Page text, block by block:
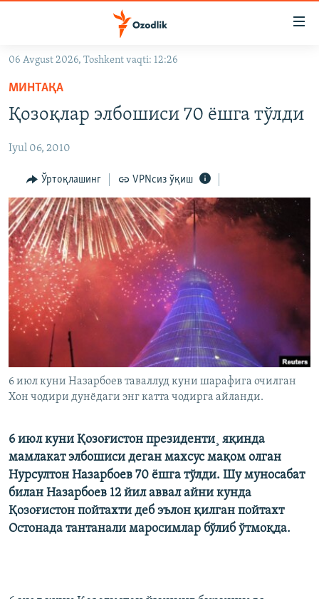
Асосий
навигацияга
ўтинг
Қидиришга
ўтинг
OZODARXIV
ИЖТИМОИЙ ТАРМОҚЛАР
Озодлик бошқа тилларда
06 Avgust 2026, Toshkent vaqti: 12:26
МИНТАҚА
Қозоқлар элбошиси 70 ëшга тўлди
Iyul 06, 2010
Ўртоқлашинг VPNсиз ўқиш
6 июл куни Назарбоев таваллуд куни шарафига очилган
Хон чодири дунëдаги энг катта чодирга айланди.
6 июл куни Қозоғистон президенти¸ яқинда
мамлакат элбошиси деган махсус мақом олган
Нурсултон Назарбоев 70 ëшга тўлди. Шу муносабат
билан Назарбоев 12 йил аввал айни кунда
Қозоғистон пойтахти деб эълон қилган пойтахт
Остонада тантанали маросимлар бўлиб ўтмоқда.